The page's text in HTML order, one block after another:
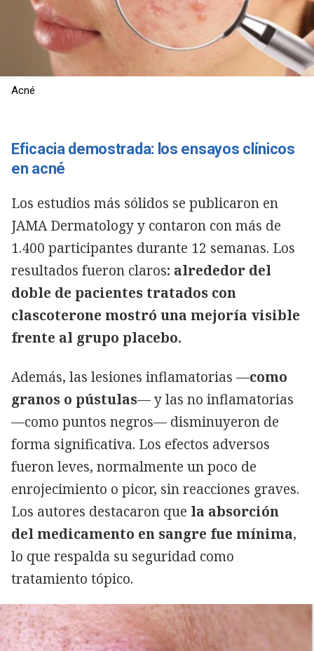
Acné
Eficacia demostrada: los ensayos clínicos
en acné
Los estudios más sólidos se publicaron en
JAMA Dermatology y contaron con más de
1.400 participantes durante 12 semanas. Los
resultados fueron claros: alrededor del
doble de pacientes tratados con
clascoterone mostró una mejoría visible
frente al grupo placebo.
Además, las lesiones inflamatorias —como
granos o pústulas— y las no inflamatorias
—como puntos negros— disminuyeron de
forma significativa. Los efectos adversos
fueron leves, normalmente un poco de
enrojecimiento o picor, sin reacciones graves.
Los autores destacaron que la absorción
del medicamento en sangre fue mínima,
lo que respalda su seguridad como
tratamiento tópico.